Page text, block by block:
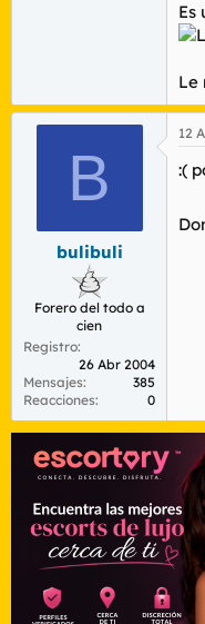
Es
Le
B
bulibuli
Forero del todo a
cien
Registro
26 Abr 2004
Mensajes
385
Reacciones
0
12
:(